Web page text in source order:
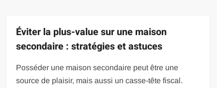
Éviter la plus-value sur une maison
secondaire : stratégies et astuces
Posséder une maison secondaire peut être une
source de plaisir, mais aussi un casse-tête fiscal.